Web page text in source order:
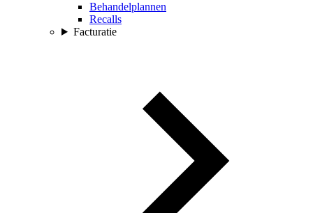
Behandelplannen
Recalls
Facturatie